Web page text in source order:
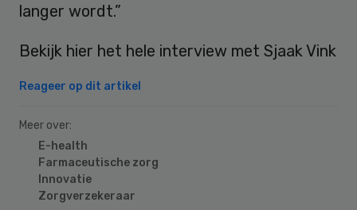
langer wordt.”
Bekijk hier het hele interview met Sjaak Vink
Reageer op dit artikel
Meer over:
E-health
Farmaceutische zorg
Innovatie
Zorgverzekeraar